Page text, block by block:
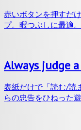
赤いボタンを押すだ
プ。暇つぶしに最適。
Always judge
表紙だけで「読む/読
らの忠告をひねった遊